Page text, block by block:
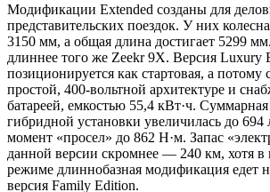
Модификации Extended созданы для
представительских поездок. У них
3150 мм, а общая длина достигает 5299
длиннее того же Zeekr 9X. Версия Luxury
позиционируется как стартовая, а потому
простой, 400-вольтной архитектуре и
батареей, емкостью 55,4 кВт·ч.
гибридной установки увеличилась до
момент «просел» до 862 Н·м. Запас
данной версии скромнее — 240 км, хотя
режиме длиннобазная модификация едет
версия Family Edition.